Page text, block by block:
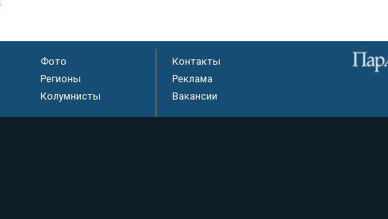
Фото
Регионы
Колумнисты
Контакты
Реклама
Вакансии